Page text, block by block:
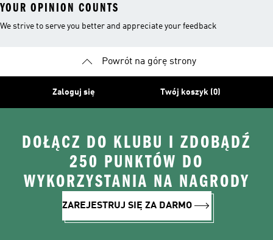
YOUR OPINION COUNTS
We strive to serve you better and appreciate your feedback
Powrót na górę strony
Zaloguj się Twój koszyk (0)
DOŁĄCZ DO KLUBU I ZDOBĄDŹ
250 PUNKTÓW DO
WYKORZYSTANIA NA NAGRODY
ZAREJESTRUJ SIĘ ZA DARMO